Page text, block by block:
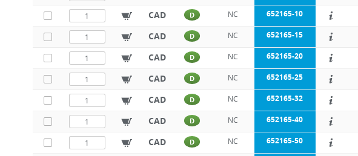
CAD D NC 652165-10
CAD D NC 652165-15
CAD D NC 652165-20
CAD D NC 652165-25
CAD D NC 652165-32
CAD D NC 652165-40
CAD D NC 652165-50